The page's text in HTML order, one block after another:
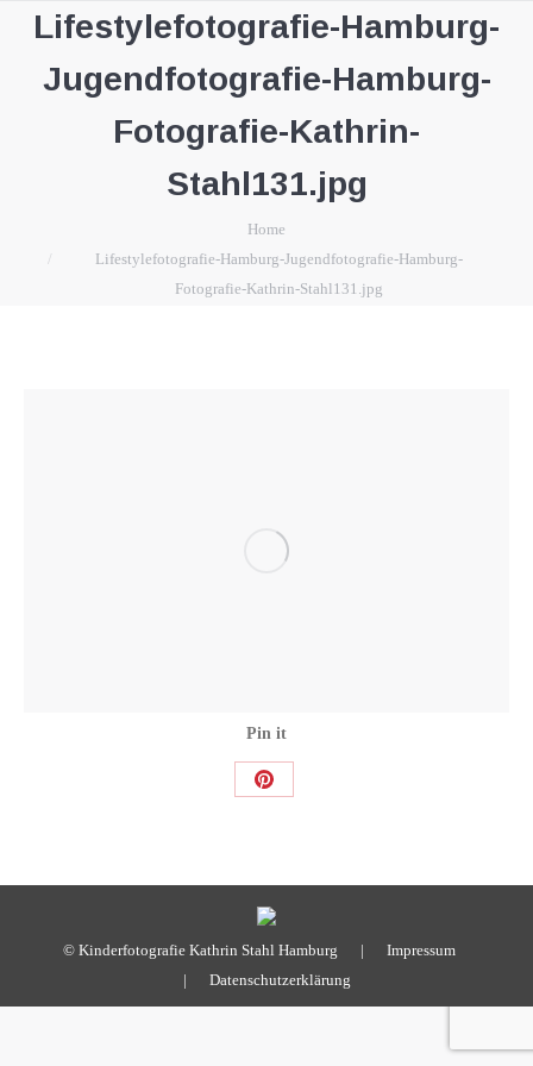
Lifestylefotografie-Hamburg-
Jugendfotografie-Hamburg-
Fotografie-Kathrin-
Stahl131.jpg
Home
Lifestylefotografie-Hamburg-Jugendfotografie-Hamburg-
Fotografie-Kathrin-Stahl131.jpg
Pin it
Share
© Kinderfotografie Kathrin Stahl Hamburg | Impressum
| Datenschutzerklärung